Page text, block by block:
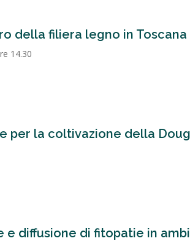
della filiera legno in Toscana
14.30
per la coltivazione della
e diffusione di fitopatie in